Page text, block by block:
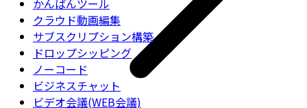
かんばんツール
クラウド動画編集
サブスクリプション構築
ドロップシッピング
ノーコード
ビジネスチャット
ビデオ会議(WEB会議)